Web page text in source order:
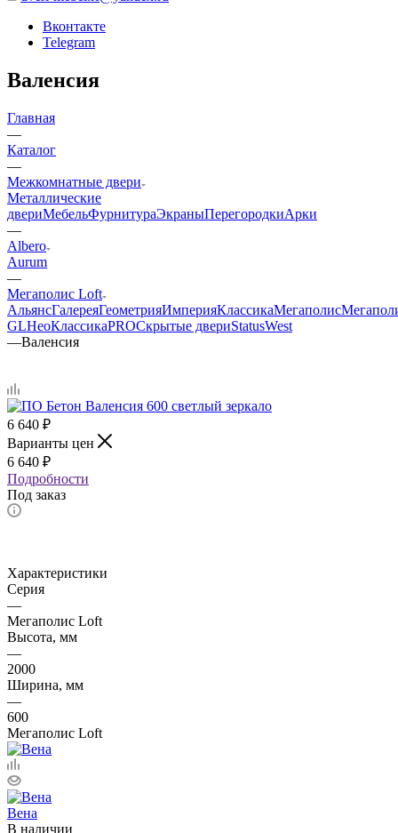
Вконтакте
Telegram
Валенсия
Главная
—
Каталог
—
Межкомнатные двери
Металлические
двериМебельФурнитураЭкраныПерегородкиАрки
—
Albero
Aurum
—
Мегаполис Loft
АльянсГалереяГеометрияИмперияКлассикаМегаполис
GLНеоКлассикаPROСкрытые двериStatusWest
—Валенсия
6 640 ₽
Варианты цен
6 640 ₽
Подробности
Под заказ
Характеристики
Серия
—
Мегаполис Loft
Высота, мм
—
2000
Ширина, мм
—
600
Мегаполис Loft
Вена
В наличии